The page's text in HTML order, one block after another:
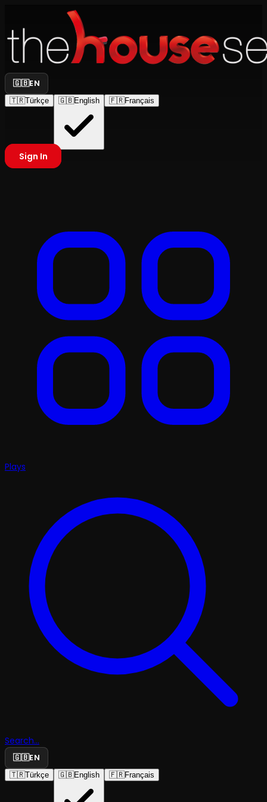
🇬🇧EN
🇹🇷Türkçe 🇬🇧English 🇫🇷Français
Sign In
Plays
Search...
🇬🇧EN
🇹🇷Türkçe 🇬🇧English 🇫🇷Français